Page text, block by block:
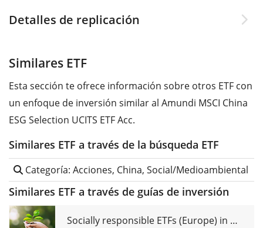
Detalles de replicación
Similares ETF
Esta sección te ofrece información sobre otros ETF con
un enfoque de inversión similar al Amundi MSCI China
ESG Selection UCITS ETF Acc.
Similares ETF a través de la búsqueda ETF
Categoría: Acciones, China, Social/Medioambiental
Similares ETF a través de guías de inversión
Socially responsible ETFs (Europe) in comparison